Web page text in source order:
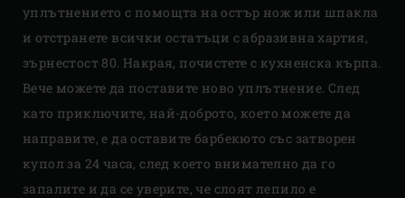
уплътнението с помощта на остър нож или шпакла
и отстранете всички остатъци с абразивна хартия,
зърнестост 80. Накрая, почистете с кухненска кърпа.
Вече можете да поставите ново уплътнение. След
като приключите, най-доброто, което можете да
направите, е да оставите барбекюто със затворен
купол за 24 часа, след което внимателно да го
запалите и да се уверите, че слоят лепило е